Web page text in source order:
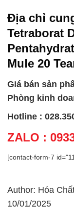
Địa chỉ
Tetraborat
Mule 20
Giá bán sản
Phòng kinh
Hotline :
ZALO :
[contact-form-7
Author: Hóa
10/01/2025